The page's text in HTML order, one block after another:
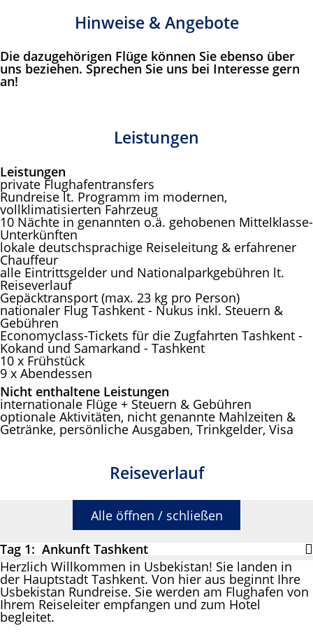
Hinweise & Angebote
Die dazugehörigen Flüge können Sie ebenso über
uns beziehen. Sprechen Sie uns bei Interesse gern
an!
Leistungen
Leistungen
private Flughafentransfers
Rundreise lt. Programm im modernen,
vollklimatisierten Fahrzeug
10 Nächte in genannten o.ä. gehobenen Mittelklasse-
Unterkünften
lokale deutschsprachige Reiseleitung & erfahrener
Chauffeur
alle Eintrittsgelder und Nationalparkgebühren lt.
Reiseverlauf
Gepäcktransport (max. 23 kg pro Person)
nationaler Flug Tashkent - Nukus inkl. Steuern &
Gebühren
Economyclass-Tickets für die Zugfahrten Tashkent -
Kokand und Samarkand - Tashkent
10 x Frühstück
9 x Abendessen
Nicht enthaltene Leistungen
internationale Flüge + Steuern & Gebühren
optionale Aktivitäten, nicht genannte Mahlzeiten &
Getränke, persönliche Ausgaben, Trinkgelder, Visa
Reiseverlauf
Alle öffnen / schließen
Tag 1: Ankunft Tashkent
Herzlich Willkommen in Usbekistan! Sie landen in
der Hauptstadt Tashkent. Von hier aus beginnt Ihre
Usbekistan Rundreise. Sie werden am Flughafen von
Ihrem Reiseleiter empfangen und zum Hotel
begleitet.